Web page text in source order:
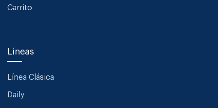
Carrito
Líneas
Línea Clásica
Daily